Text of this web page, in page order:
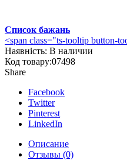
Список бажань
<span class="ts-tooltip button-
Наявність: В наличии
Код товару:07498
Share
Facebook
Twitter
Pinterest
LinkedIn
Описание
Отзывы (0)